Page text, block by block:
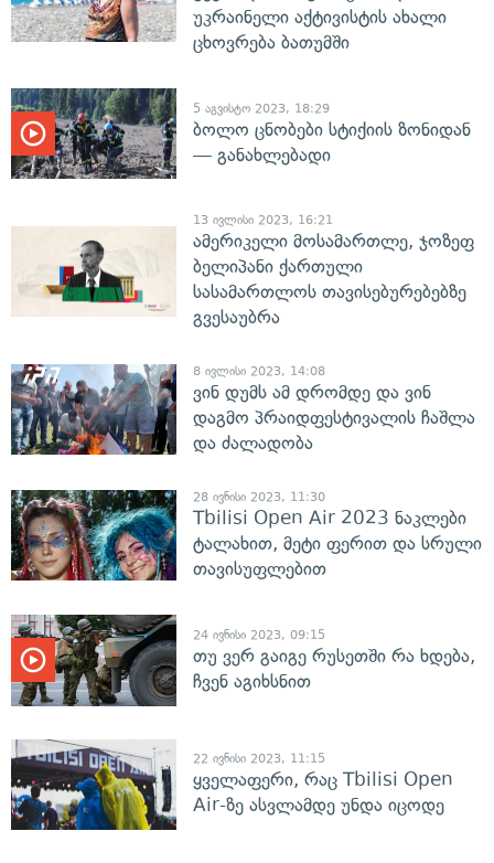
უკრაინელი აქტივისტის ახალი
ცხოვრება ბათუმში
5 აგვისტო 2023, 18:29
ბოლო ცნობები სტიქიის ზონიდან
— განახლებადი
13 ივლისი 2023, 16:21
ამერიკელი მოსამართლე, ჯოზეფ
ბელიპანი ქართული
სასამართლოს თავისებურებებზე
გვესაუბრა
8 ივლისი 2023, 14:08
ვინ დუმს ამ დრომდე და ვინ
დაგმო პრაიდფესტივალის ჩაშლა
და ძალადობა
28 ივნისი 2023, 11:30
Tbilisi Open Air 2023 ნაკლები
ტალახით, მეტი ფერით და სრული
თავისუფლებით
24 ივნისი 2023, 09:15
თუ ვერ გაიგე რუსეთში რა ხდება,
ჩვენ აგიხსნით
22 ივნისი 2023, 11:15
ყველაფერი, რაც Tbilisi Open
Air-ზე ასვლამდე უნდა იცოდე